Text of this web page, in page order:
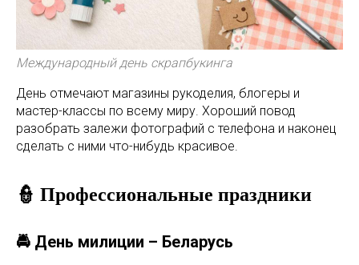
Международный день скрапбукинга
День отмечают магазины рукоделия, блогеры и
мастер-классы по всему миру. Хороший повод
разобрать залежи фотографий с телефона и наконец
сделать с ними что-нибудь красивое.
👮 Профессиональные праздники
🚔 День милиции – Беларусь